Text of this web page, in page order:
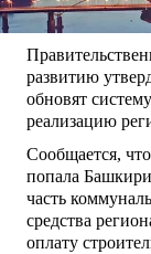
развитию
обновят
реализацию
Сообщается,
попала
часть
средства
оплату